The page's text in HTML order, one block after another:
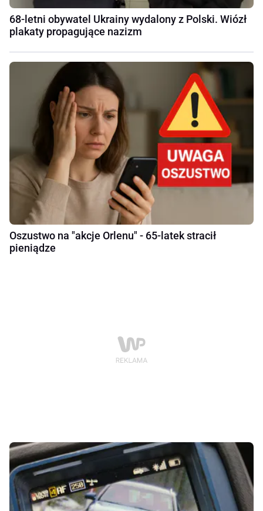
68-letni obywatel Ukrainy wydalony z Polski. Wiózł
plakaty propagujące nazizm
Oszustwo na "akcje Orlenu" - 65-latek stracił
pieniądze